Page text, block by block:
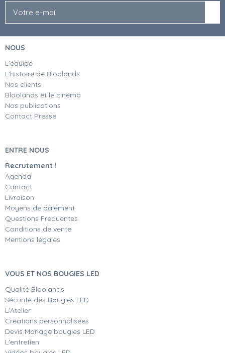
NOUS
L'équipe
L'histoire de Bloolands
Nos clients
Bloolands et le cinéma
Nos publications
Contact Presse
ENTRE NOUS
Recrutement !
Agenda
Contact
Livraison
Moyens de paiement
Questions Fréquentes
Conditions de vente
Mentions légales
VOUS ET NOS BOUGIES LED
Qualité Bloolands
Sécurité des Bougies LED
L'Atelier
Créations personnalisées
Devis Mariage bougies LED
L'entretien